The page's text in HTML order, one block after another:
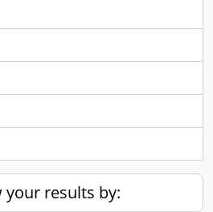
your results by: